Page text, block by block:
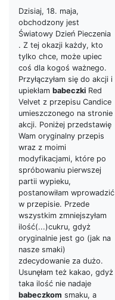
Dzisiaj, 18. maja,
obchodzony jest
Światowy Dzień Pieczenia
. Z tej okazji każdy, kto
tylko chce, może upiec
coś dla kogoś ważnego.
Przyłączyłam się do akcji i
upiekłam babeczki Red
Velvet z przepisu Candice
umieszczonego na stronie
akcji. Poniżej przedstawię
Wam oryginalny przepis
wraz z moimi
modyfikacjami, które po
spróbowaniu pierwszej
partii wypieku,
postanowiłam wprowadzić
w przepisie. Przede
wszystkim zmniejszyłam
ilość(...)cukru, gdyż
oryginalnie jest go (jak na
nasze smaki)
zdecydowanie za dużo.
Usunęłam też kakao, gdyż
taka ilość nie nadaje
babeczkom smaku, a